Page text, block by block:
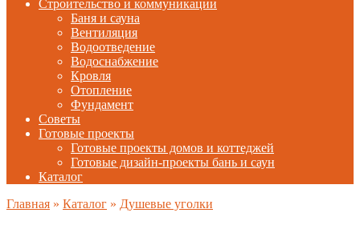
Строительство и коммуникации
Баня и сауна
Вентиляция
Водоотведение
Водоснабжение
Кровля
Отопление
Фундамент
Советы
Готовые проекты
Готовые проекты домов и коттеджей
Готовые дизайн-проекты бань и саун
Каталог
Главная » Каталог » Душевые уголки